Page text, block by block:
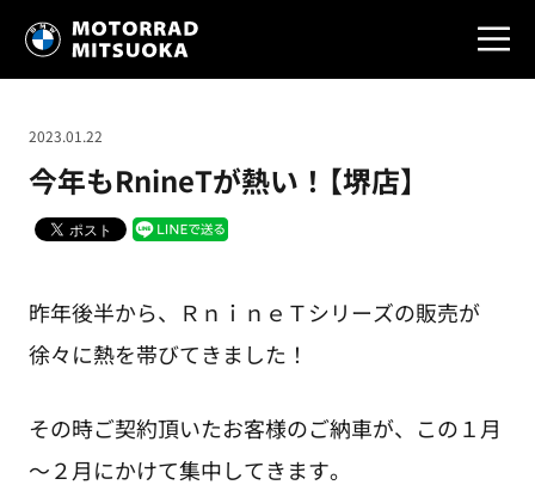
今年もRnineTが熱い！【堺店】
2023.01.22
昨年後半から、ＲｎｉｎｅＴシリーズの販売が
徐々に熱を帯びてきました！
その時ご契約頂いたお客様のご納車が、この１月
～２月にかけて集中してきます。